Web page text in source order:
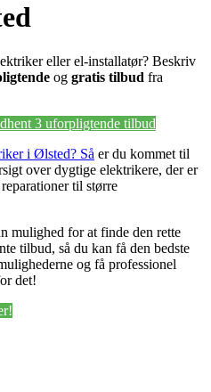
eller el-installatør? Beskriv
og gratis tilbud fra
3 uforpligtende tilbud
i Ølsted? Så er du kommet til
over dygtige elektrikere, der er
til større
mulighed for at finde den rette
tilbud, så du kan få den bedste
og få professionel
det!